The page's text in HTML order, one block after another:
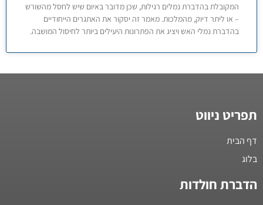
המקובלת בהדברת נמלים רגילות, שכן מדובר באיום שיש לחסל מהשורש
– או ליתר דיוק, מהמלכות. מאמר זה יסקור את האתגרים הייחודיים
בהדברת נמלי האש ויציג את הפתרונות היעילים ביותר לחיסול המושבה.
תפריט ניווט
דף הבית
בלוג
הדברת חולדות